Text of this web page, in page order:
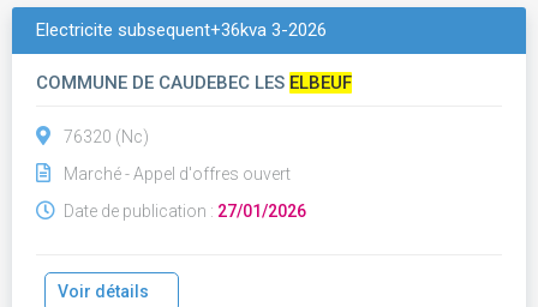
Electricite subsequent+36kva 3-2026
COMMUNE DE CAUDEBEC LES ELBEUF
76320 (Nc)
Marché - Appel d'offres ouvert
Date de publication : 27/01/2026
Voir détails